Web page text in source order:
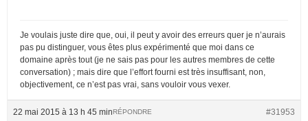
Je voulais juste dire que, oui, il peut y avoir des erreurs quer je n’aurais
pas pu distinguer, vous êtes plus expérimenté que moi dans ce
domaine après tout (je ne sais pas pour les autres membres de cette
conversation) ; mais dire que l’effort fourni est très insuffisant, non,
objectivement, ce n’est pas vrai, sans vouloir vous vexer.
22 mai 2015 à 13 h 45 min #31953
RÉPONDRE